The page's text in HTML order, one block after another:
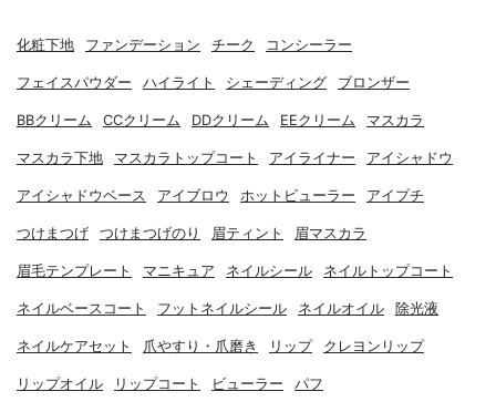
化粧下地 ファンデーション チーク コンシーラー
フェイスパウダー ハイライト シェーディング ブロンザー
BBクリーム CCクリーム DDクリーム EEクリーム マスカラ
マスカラ下地 マスカラトップコート アイライナー アイシャドウ
アイシャドウベース アイブロウ ホットビューラー アイプチ
つけまつげ つけまつげのり 眉ティント 眉マスカラ
眉毛テンプレート マニキュア ネイルシール ネイルトップコート
ネイルベースコート フットネイルシール ネイルオイル 除光液
ネイルケアセット 爪やすり・爪磨き リップ クレヨンリップ
リップオイル リップコート ビューラー パフ